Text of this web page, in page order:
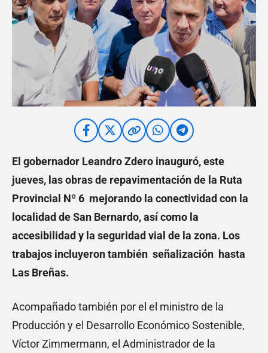
El gobernador Leandro Zdero inauguró, este
jueves, las obras de repavimentación de la Ruta
Provincial Nº 6 mejorando la conectividad con la
localidad de San Bernardo, así como la
accesibilidad y la seguridad vial de la zona. Los
trabajos incluyeron también señalización hasta
Las Breñas.
Acompañado también por el el ministro de la
Producción y el Desarrollo Económico Sostenible,
Víctor Zimmermann, el Administrador de la